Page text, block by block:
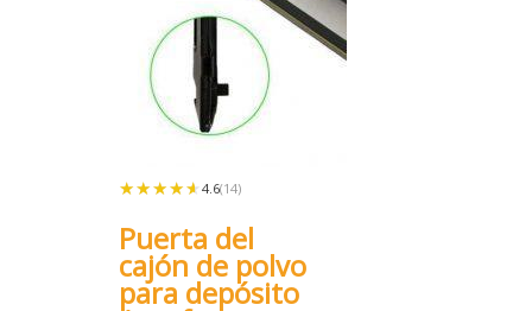
★★★★★
★★★★★ 4.6(14)
Puerta del
cajón de polvo
para depósito